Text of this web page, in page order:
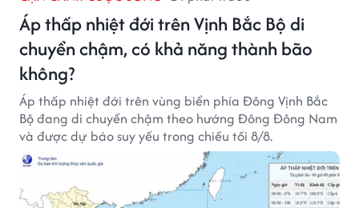
Áp thấp nhiệt đới trên Vịnh Bắc Bộ di
chuyển chậm, có khả năng thành bão
không?
Áp thấp nhiệt đới trên vùng biển phía Đông Vịnh Bắc
Bộ đang di chuyển chậm theo hướng Đông Đông Nam
và được dự báo suy yếu trong chiều tối 8/8.